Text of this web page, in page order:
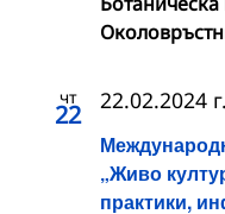
чт
22
„Живо
практики,
22.02.2024 г.